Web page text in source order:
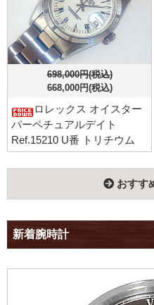
698,000円(税込)
668,000円(税込)
ロレックス オイスター
パーペチュアルデイト
Ref.15210 U番 トリチウム
おすす
新着腕時計